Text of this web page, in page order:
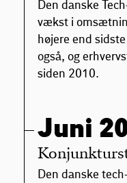
Den danske
vækst i
højere end
også, og
siden 2010.
Juni
Den danske